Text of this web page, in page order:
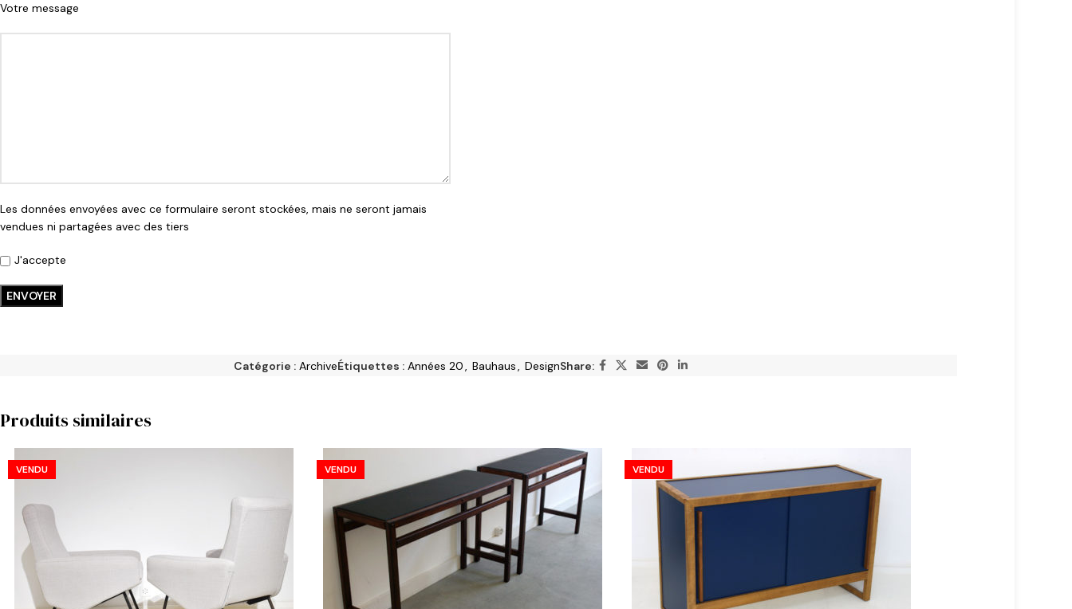
Votre message
Les données envoyées avec ce formulaire seront stockées, mais ne seront jamais
vendues ni partagées avec des tiers
J'accepte
Catégorie : ArchiveÉtiquettes : Années 20 Bauhaus DesignShare:
Produits similaires
VENDU VENDU VENDU